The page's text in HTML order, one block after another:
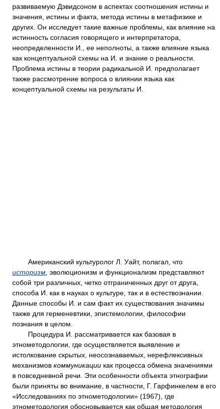
развиваемую Дэвидсоном в аспектах соотношения истины и
значения, истины и факта, метода истины в метафизике и
других. Он исследует такие важные проблемы, как влияние на
истинность согласия говорящего и интерпретатора,
неопределенности И., ее неполноты, а также влияние языка
как концептуальной схемы на И. и знание о реальности.
Проблема истины в теории радикальной И. предполагает
также рассмотрение вопроса о влиянии языка как
концептуальной схемы на результаты И.
Американский культуролог Л. Уайт, полагал, что
историзм эволюционизм и функционализм представляют
собой три различных, четко отграниченных друг от друга,
способа И. как в науках о культуре, так и в естествознании.
Данные способы И. и сам факт их существования значимы
также для герменевтики, эпистемологии, философии
познания в целом.
Процедура И. рассматривается как базовая в
этнометодологии, где осуществляется выявление и
истолкование скрытых, неосознаваемых, нерефлексивных
механизмов коммуникации как процесса обмена значениями
в повседневной речи. Эти особенности объекта этнографии
были приняты во внимание, в частности, Г. Гарфинкелем в его
«Исследованиях по этнометодологии» (1967), где
этнометодология обосновывается как общая методология